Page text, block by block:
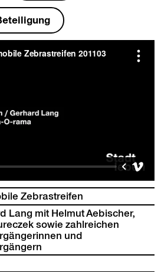
Zebrastreifen
Lang mit Hel­mut Aebis­ch­er,
sowie zahlre­ichen
und